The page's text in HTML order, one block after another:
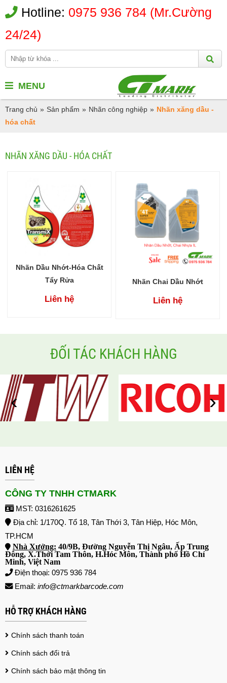
Hotline: 0975 936 784 (Mr.Cường
24/24)
MENU
Trang chủ » Sản phẩm » Nhãn công nghiệp » Nhãn xăng dầu -
hóa chất
NHÃN XĂNG DẦU - HÓA CHẤT
Nhãn Dầu Nhớt-Hóa Chất
Tẩy Rửa
Liên hệ
Nhãn Chai Dầu Nhớt
Liên hệ
ĐỐI TÁC KHÁCH HÀNG
‹ ›
LIÊN HỆ
CÔNG TY TNHH CTMARK
MST: 0316261625
Địa chỉ: 1/170Q. Tổ 18, Tân Thới 3, Tân Hiệp, Hóc Môn,
TP.HCM
Nhà Xưởng: 40/9B, Đường Nguyễn Thị Ngâu, Ấp Trung
Đông, X.Thới Tam Thôn, H.Hóc Môn, Thành phố Hồ Chí
Minh, Việt Nam
Điện thoại: 0975 936 784
Email: info@ctmarkbarcode.com
HỖ TRỢ KHÁCH HÀNG
Chính sách thanh toán
Chính sách đổi trả
Chính sách bảo mật thông tin